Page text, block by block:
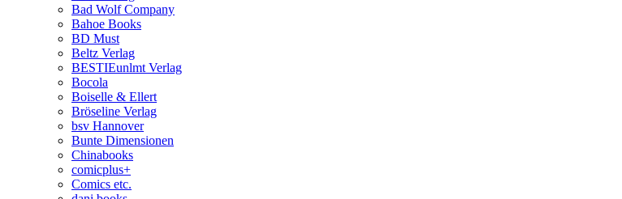
Bad Wolf Company
Bahoe Books
BD Must
Beltz Verlag
BESTIEunlmt Verlag
Bocola
Boiselle & Ellert
Bröseline Verlag
bsv Hannover
Bunte Dimensionen
Chinabooks
comicplus+
Comics etc.